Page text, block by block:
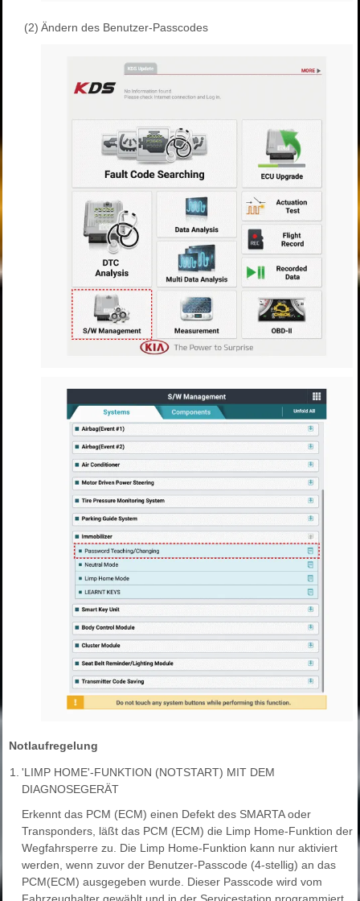
(2) Ändern des Benutzer-Passcodes
Notlaufregelung
1.
'LIMP HOME'-FUNKTION (NOTSTART) MIT DEM
DIAGNOSEGERÄT
Erkennt das PCM (ECM) einen Defekt des SMARTA oder
Transponders, läßt das PCM (ECM) die Limp Home-Funktion der
Wegfahrsperre zu. Die Limp Home-Funktion kann nur aktiviert
werden, wenn zuvor der Benutzer-Passcode (4-stellig) an das
PCM(ECM) ausgegeben wurde. Dieser Passcode wird vom